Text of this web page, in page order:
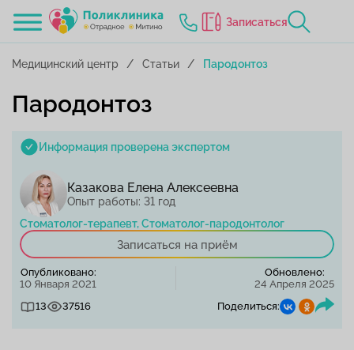
Записаться
Медицинский центр Статьи Пародонтоз
Пародонтоз
Информация проверена экспертом
Казакова Елена Алексеевна
Опыт работы: 31 год
Стоматолог-терапевт, Стоматолог-пародонтолог
Записаться на приём
Опубликовано:
10 Января 2021
Обновлено:
24 Апреля 2025
13
37516 Поделиться: